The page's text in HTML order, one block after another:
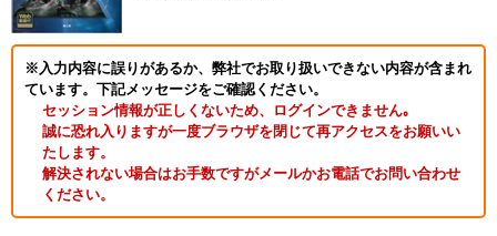
※入力内容に誤りがあるか、弊社でお取り扱いできない内容が含まれ
ています。下記メッセージをご確認ください。
セッション情報が正しくないため、ログインできません｡
誠に恐れ入りますが一度ブラウザを閉じて再アクセスをお願いい
たします。
解決されない場合はお手数ですがメールかお電話でお問い合わせ
ください。